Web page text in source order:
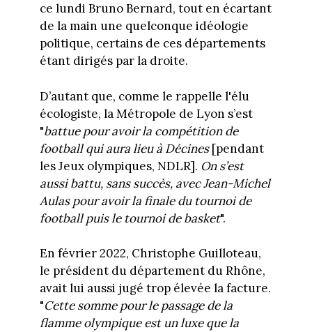
ce lundi Bruno Bernard, tout en écartant
de la main une quelconque idéologie
politique, certains de ces départements
étant dirigés par la droite.
D’autant que, comme le rappelle l'élu
écologiste, la Métropole de Lyon s’est
"battue pour avoir la compétition de
football qui aura lieu à Décines[pendant
les Jeux olympiques, NDLR]. On s’est
aussi battu, sans succès, avec Jean-Michel
Aulas pour avoir la finale du tournoi de
football puis le tournoi de basket".
En février 2022, Christophe Guilloteau,
le président du département du Rhône,
avait lui aussi jugé trop élevée la facture.
"Cette somme pour le passage de la
flamme olympique est un luxe que la